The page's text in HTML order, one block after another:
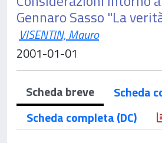
Gennaro Sasso "La
VISENTIN, Mauro
2001-01-01
Scheda breve
Scheda
Scheda completa (DC)